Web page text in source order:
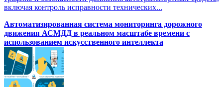
включая контроль исправности технических...
Автоматизированная cистема мониторинга дорожного
движения АСМДД в реальном масштабе времени с
использованием искусственного интеллекта